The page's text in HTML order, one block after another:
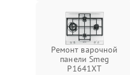
Ремонт варочной
панели Smeg
P1641XT